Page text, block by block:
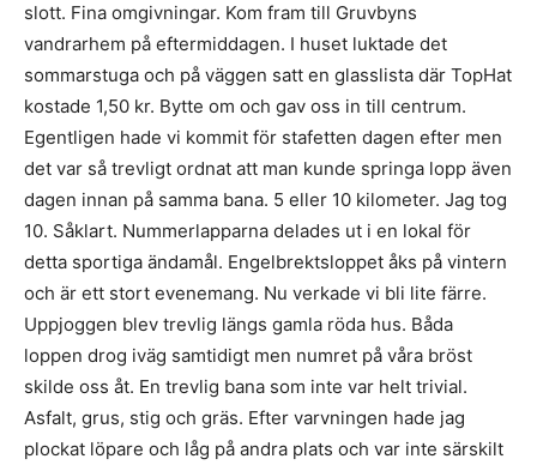
slott. Fina omgivningar. Kom fram till Gruvbyns
vandrarhem på eftermiddagen. I huset luktade det
sommarstuga och på väggen satt en glasslista där TopHat
kostade 1,50 kr. Bytte om och gav oss in till centrum.
Egentligen hade vi kommit för stafetten dagen efter men
det var så trevligt ordnat att man kunde springa lopp även
dagen innan på samma bana. 5 eller 10 kilometer. Jag tog
10. Såklart. Nummerlapparna delades ut i en lokal för
detta sportiga ändamål. Engelbrektsloppet åks på vintern
och är ett stort evenemang. Nu verkade vi bli lite färre.
Uppjoggen blev trevlig längs gamla röda hus. Båda
loppen drog iväg samtidigt men numret på våra bröst
skilde oss åt. En trevlig bana som inte var helt trivial.
Asfalt, grus, stig och gräs. Efter varvningen hade jag
plockat löpare och låg på andra plats och var inte särskilt